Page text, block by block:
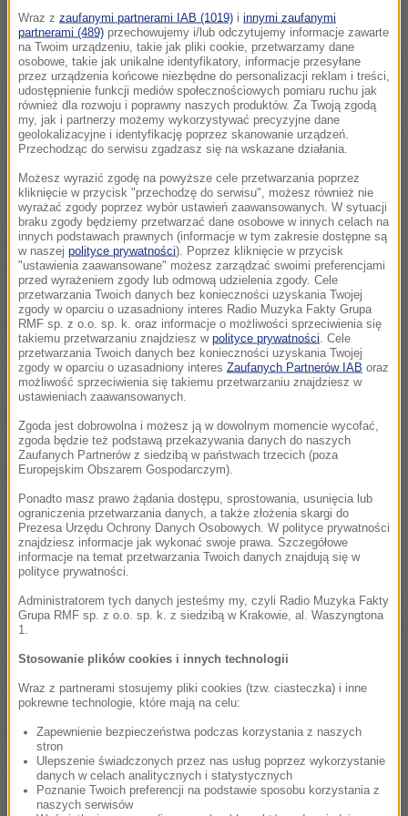
Światowa Organizacja Zdrowia zaleca nie więcej niż
300 mg kofeiny dziennie, niektóre kraje sugerują
normę do 200 mg. To oznacza co najwyżej jedną
filiżankę kawy dziennie. Być może jednak te normy
trzeba będzie jeszcze zaostrzyć. Tym bardziej, że
trzeba brać pod uwagę także inne źródła kofeiny,
choćby herbatę, napoje gazowane, czy desery
zawierające kakao.
Naukowcy z Norwegian Institute for Public Health
oraz Sahlgrenska University Hospital prowadzili
badania przez 10 lat. Analizowali dietę matek i dane
dzieci po urodzeniu. W sumie uwzględnili 60 tysięcy
ciąż, które przebiegały normalnie.
Wyniki pokazały, że kofeina pochodząca z
dowolnych źródeł przyczyniała się do obniżenia wagi
urodzeniowej dziecka. Przy normie wagi wynoszącej
3,6 kg, każde dodatkowe 100 miligramów kofeiny
sumie utratę przez dziecko około 21-28 gramów.
Kofeina przedłuża też nieznacznie czas trwania
ciąży, każde 100 mg kofeiny dziennie wydłużało
ciążę przeciętnie o 5 godzin.
Wraz z zaufanymi partnerami IAB (1019) i innymi zaufanymi
partnerami (489) przechowujemy i/lub odczytujemy informacje zawarte
na Twoim urządzeniu, takie jak pliki cookie, przetwarzamy dane
osobowe, takie jak unikalne identyfikatory, informacje przesyłane
przez urządzenia końcowe niezbędne do personalizacji reklam i treści,
udostępnienie funkcji mediów społecznościowych pomiaru ruchu jak
również dla rozwoju i poprawny naszych produktów. Za Twoją zgodą
my, jak i partnerzy możemy wykorzystywać precyzyjne dane
geolokalizacyjne i identyfikację poprzez skanowanie urządzeń.
Przechodząc do serwisu zgadzasz się na wskazane działania.
Możesz wyrazić zgodę na powyższe cele przetwarzania poprzez
kliknięcie w przycisk "przechodzę do serwisu", możesz również nie
wyrażać zgody poprzez wybór ustawień zaawansowanych. W sytuacji
braku zgody będziemy przetwarzać dane osobowe w innych celach na
innych podstawach prawnych (informacje w tym zakresie dostępne są
w naszej polityce prywatności). Poprzez kliknięcie w przycisk
"ustawienia zaawansowane" możesz zarządzać swoimi preferencjami
przed wyrażeniem zgody lub odmową udzielenia zgody. Cele
przetwarzania Twoich danych bez konieczności uzyskania Twojej
zgody w oparciu o uzasadniony interes Radio Muzyka Fakty Grupa
RMF sp. z o.o. sp. k. oraz informacje o możliwości sprzeciwienia się
takiemu przetwarzaniu znajdziesz w polityce prywatności . Cele
przetwarzania Twoich danych bez konieczności uzyskania Twojej
zgody w oparciu o uzasadniony interes Zaufanych Partnerów IAB oraz
możliwość sprzeciwienia się takiemu przetwarzaniu znajdziesz w
ustawieniach zaawansowanych.
Zgoda jest dobrowolna i możesz ją w dowolnym momencie wycofać,
zgoda będzie też podstawą przekazywania danych do naszych
Zaufanych Partnerów z siedzibą w państwach trzecich (poza
Europejskim Obszarem Gospodarczym).
Ponadto masz prawo żądania dostępu, sprostowania, usunięcia lub
ograniczenia przetwarzania danych, a także złożenia skargi do
Prezesa Urzędu Ochrony Danych Osobowych. W polityce prywatności
znajdziesz informacje jak wykonać swoje prawa. Szczegółowe
informacje na temat przetwarzania Twoich danych znajdują się w
polityce prywatności.
Administratorem tych danych jesteśmy my, czyli Radio Muzyka Fakty
Grupa RMF sp. z o.o. sp. k. z siedzibą w Krakowie, al. Waszyngtona
1.
Stosowanie plików cookies i innych technologii
Wraz z partnerami stosujemy pliki cookies (tzw. ciasteczka) i inne
pokrewne technologie, które mają na celu:
Zapewnienie bezpieczeństwa podczas korzystania z naszych
stron
Ulepszenie świadczonych przez nas usług poprzez wykorzystanie
danych w celach analitycznych i statystycznych
Poznanie Twoich preferencji na podstawie sposobu korzystania z
naszych serwisów